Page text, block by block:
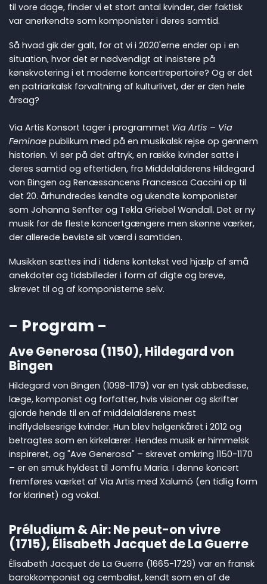
til vore dage, finder vi et stort antal kvinder, der faktisk
var anerkendte som komponister i deres samtid.
Så hvad gik der galt, for at vi i 2020'erne ender op i en
situation, hvor det er nødvendigt at insistere på
kønskvotering i et moderne koncertrepertoire? Og er det
en patriarkalsk forvaltning af kulturlivet, der er den hele
årsag?
Via Artis Konsort tager i programmet Via Artis – Via
Feminae publikum med på en musikalsk rejse op gennem
historien. Vi ser på det aftryk, en række kvinder satte i
deres samtid og eftertiden, fra Middelalderens Hildegard
von Bingen og Renæssancens Francesca Caccini op til
det 20. århundredes kendte og ukendte komponister
som Johanna Senfter og Tekla Griebel Wandall. Det er ny
musik for de fleste koncertgængere men skønne værker,
der allerede beviste sit værd i samtiden.
Musikken sættes ind i tidens kontekst ved hjælp af små
anekdoter og tidsbilleder i form af digte og breve,
skrevet til og af komponisterne selv.
- Program -
Ave Generosa (1150), Hildegard von
Bingen
Hildegard von Bingen (1098-1179) var en tysk abbedisse,
læge, komponist og forfatter, hvis visioner og skrifter
gjorde hende til en af middelalderens mest
indflydelsesrige kvinder. Hun blev helgenkåret i 2012 og
betragtes som en kirkelærer. Hendes musik er himmelsk
inspireret, og "Ave Generosa" – skrevet omkring 1150-1170
– er en smuk hyldest til Jomfru Maria. I denne koncert
fremføres værket af Via Artis med Xalumó (en tidlig form
for klarinet) og vokal.
Préludium & Air: Ne peut-on vivre
(1715), Élisabeth Jacquet de La Guerre
Élisabeth Jacquet de La Guerre (1665-1729) var en fransk
barokkomponist og cembalist, kendt som en af de